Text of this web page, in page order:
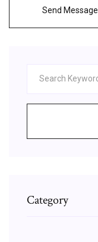
Send Message
Category